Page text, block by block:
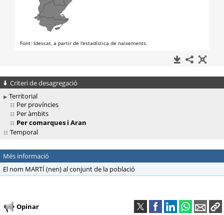
Criteri de desagregació
Territorial
Per províncies
Per àmbits
Per comarques i Aran
Temporal
Més informació
El nom MARTÍ (nen) al conjunt de la població
Opinar